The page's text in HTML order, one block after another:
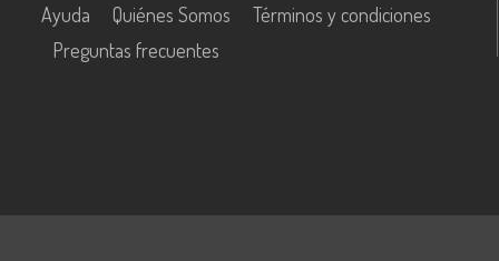
Ayuda Quiénes Somos
Términos y condiciones
Preguntas frecuentes